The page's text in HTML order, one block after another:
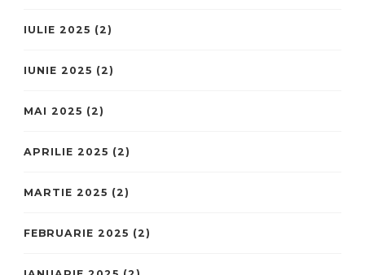
IULIE 2025 (2)
IUNIE 2025 (2)
MAI 2025 (2)
APRILIE 2025 (2)
MARTIE 2025 (2)
FEBRUARIE 2025 (2)